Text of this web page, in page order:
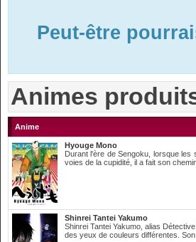
Peut-être
Animes
Anime
Hyouge Mono
Durant l'ère de Sengoku, lorsque les
voies de la cupidité, il a fait son
Shinrei Tantei Yakumo
Shinrei Tantei Yakumo, alias
des yeux de couleurs différentes.